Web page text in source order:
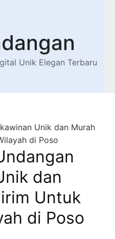
Unik Elegan Terbaru
Unik dan Murah
di Poso
dan
Untuk
di Poso